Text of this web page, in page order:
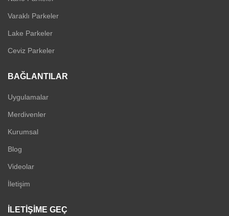
Varaklı Parkeler
Lake Parkeler
Ceviz Parkeler
BAĞLANTILAR
Uygulamalar
Merdivenler
Kurumsal
Blog
Videolar
İletişim
İLETIŞIME GEÇ